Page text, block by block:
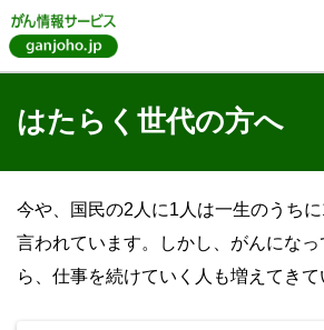
はたらく世代の方へ
今や、国民の2人に1人は一生のうち
言われています。しかし、がんにな
ら、仕事を続けていく人も増えてきて